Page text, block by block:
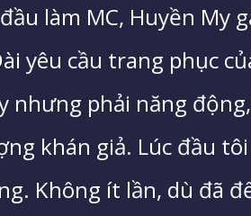
làm MC, Huyền My
yêu cầu trang phục
nhưng phải năng
khán giả. Lúc đầu
Không ít lần, dù đã